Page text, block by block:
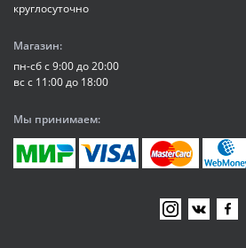
круглосуточно
Магазин:
пн-сб с 9:00 до 20:00
вс с 11:00 до 18:00
Мы принимаем: